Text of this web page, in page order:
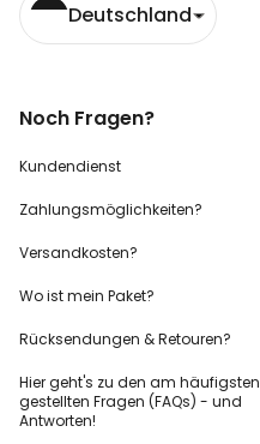
Deutschland
Noch Fragen?
Kundendienst
Zahlungsmöglichkeiten?
Versandkosten?
Wo ist mein Paket?
Rücksendungen & Retouren?
Hier geht's zu den am häufigsten
gestellten Fragen (FAQs) - und
Antworten!